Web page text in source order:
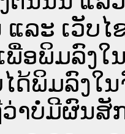
ແລະ ເວັບ
ພື່ອພິມລົງ
ດ້​ພິມ​ລົງ​ໃ
າບໍ່​ມີ​ຜົນ​ສັ